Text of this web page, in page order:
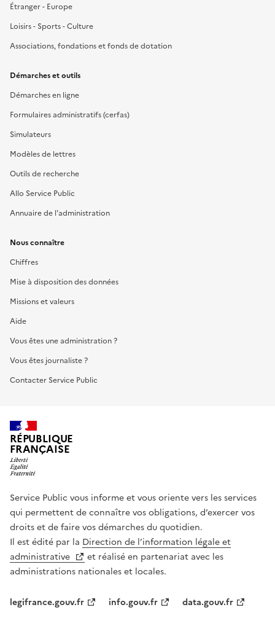
Étranger - Europe
Loisirs - Sports - Culture
Associations, fondations et fonds de dotation
Démarches et outils
Démarches en ligne
Formulaires administratifs (cerfas)
Simulateurs
Modèles de lettres
Outils de recherche
Allo Service Public
Annuaire de l'administration
Nous connaître
Chiffres
Mise à disposition des données
Missions et valeurs
Aide
Vous êtes une administration ?
Vous êtes journaliste ?
Contacter Service Public
RÉPUBLIQUE
FRANÇAISE
Service Public vous informe et vous oriente vers les services
qui permettent de connaître vos obligations, d’exercer vos
droits et de faire vos démarches du quotidien.
Il est édité par la Direction de l’information légale et
administrative
et réalisé en partenariat avec les
administrations nationales et locales.
legifrance.gouv.fr info.gouv.fr data.gouv.fr